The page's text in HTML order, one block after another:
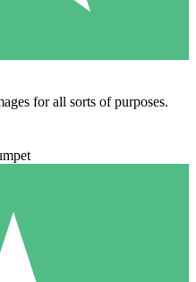
for all sorts of purposes.